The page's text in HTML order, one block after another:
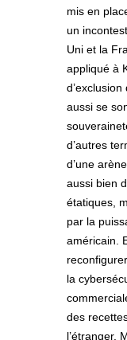
mis en
un
Uni et la
appliqué à
aussi se
d’autres
d’une
aussi bien
étatiques,
par la
américain.
la
des
l’étranger.